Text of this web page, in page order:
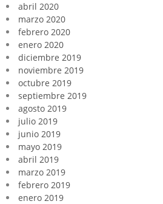
abril 2020
marzo 2020
febrero 2020
enero 2020
diciembre 2019
noviembre 2019
octubre 2019
septiembre 2019
agosto 2019
julio 2019
junio 2019
mayo 2019
abril 2019
marzo 2019
febrero 2019
enero 2019